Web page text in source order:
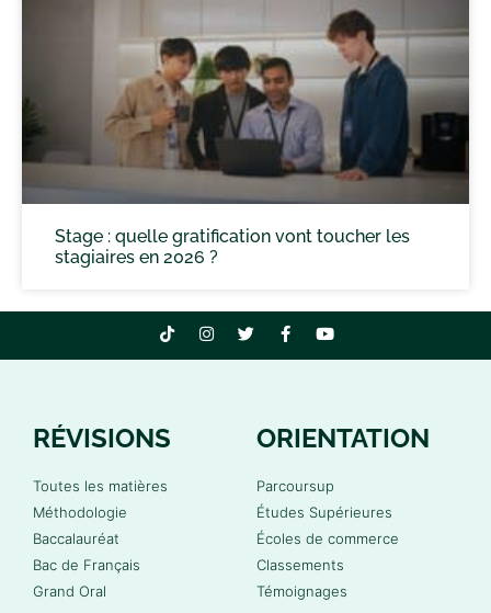
Stage : quelle gratification vont toucher les
stagiaires en 2026 ?
RÉVISIONS
Toutes les matières
Méthodologie
Baccalauréat
Bac de Français
Grand Oral
ORIENTATION
Parcoursup
Études Supérieures
Écoles de commerce
Classements
Témoignages